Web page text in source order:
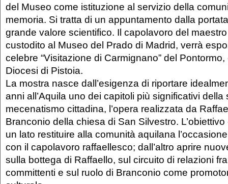
del Museo come istituzione al servizio della
memoria. Si tratta di un appuntamento dalla
grande valore scientifico. Il capolavoro del
custodito al Museo del Prado di Madrid, verrà
celebre “Visitazione di Carmignano” del
Diocesi di Pistoia.
La mostra nasce dall’esigenza di riportare
anni all’Aquila uno dei capitoli più significativi della
mecenatismo cittadina, l’opera realizzata da
Branconio della chiesa di San Silvestro.
un lato restituire alla comunità aquilana
con il capolavoro raffaellesco; dall’altro aprire
sulla bottega di Raffaello, sul circuito di relazioni
committenti e sul ruolo di Branconio come